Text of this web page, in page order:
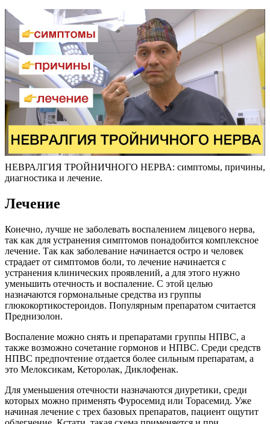
НЕВРАЛГИЯ ТРОЙНИЧНОГО НЕРВА: симптомы, причины,
диагностика и лечение.
Лечение
Конечно, лучше не заболевать воспалением лицевого нерва,
так как для устранения симптомов понадобится комплексное
лечение. Так как заболевание начинается остро и человек
страдает от симптомов боли, то лечение начинается с
устранения клинических проявлений, а для этого нужно
уменьшить отечность и воспаление. С этой целью
назначаются гормональные средства из группы
глюкокортикостероидов. Популярным препаратом считается
Преднизолон.
Воспаление можно снять и препаратами группы НПВС, а
также возможно сочетание гормонов и НПВС. Среди средств
НПВС предпочтение отдается более сильным препаратам, а
это Мелоксикам, Кеторолак, Диклофенак.
Для уменьшения отечности назначаются диуретики, среди
которых можно применять Фуросемид или Торасемид. Уже
начиная лечение с трех базовых препаратов, пациент ощутит